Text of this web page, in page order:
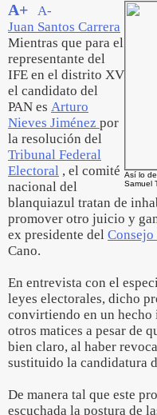
Así lo
Samuel
A+
A-
Juan Santos Carrera
Mientras que para el
representante del
IFE en el distrito XV
el candidato del
PAN es Arturo
Nieves Jiménez por
la resolución del
Tribunal Federal
Electoral , el comité
nacional del
blanquiazul tratan de
promover otro juicio y
ex presidente del
Cano.
En entrevista con el
leyes electorales, dicho
convirtiendo en un hecho
otros matices a pesar de
bien claro, al haber
sustituido la candidatura
De manera tal que este
escuchada la postura de